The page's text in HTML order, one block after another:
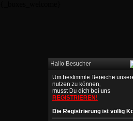
Hallo Besucher
Um bestimmte Bereiche
nutzen zu können,
musst Du dich bei uns
REGISTRIEREN!
Die Registrierung ist völlig